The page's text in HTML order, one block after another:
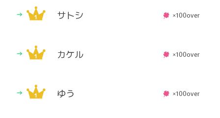
サトシ ×100over
カケル ×100over
ゆう ×100over